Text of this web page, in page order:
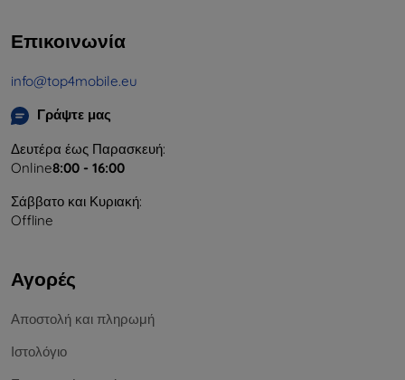
Επικοινωνία
info@top4mobile.eu
Γράψτε μας
Δευτέρα έως Παρασκευή:
Online8:00 - 16:00
Σάββατο και Κυριακή:
Offline
Αγορές
Αποστολή και πληρωμή
Ιστολόγιο